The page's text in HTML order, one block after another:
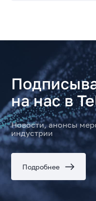
на нас в
Новости, анонсы
индустрии
Подробнее